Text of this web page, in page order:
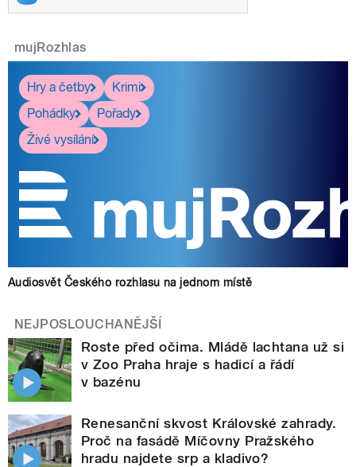
mujRozhlas
Hry a četby
Krimi
Pohádky
Pořady
Živé vysílání
Audiosvět Českého rozhlasu na jednom místě
NEJPOSLOUCHANĚJŠÍ
Roste před očima. Mládě lachtana už si
v Zoo Praha hraje s hadicí a řádí
v bazénu
Renesanční skvost Královské zahrady.
Proč na fasádě Míčovny Pražského
hradu najdete srp a kladivo?